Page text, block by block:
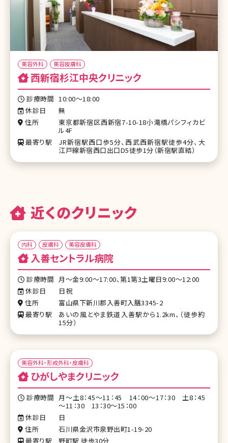
美容外科 美容皮膚科
西新宿杉江中央クリニック
診療時間 10:00～18:00
休診日
無
住所
東京都新宿区西新宿7-10-18小滝橋パシフィカビ
ル4F
最寄り駅
JR新宿駅西口歩5分、西武西新宿駅徒歩4分、大
江戸線新宿西口出口D5徒歩1分（新宿駅直結）
近くのクリニック
内科 皮膚科 美容皮膚科
入善セントラル病院
診療時間 月～金9:00～17:00、第1第3土曜日9:00～12:00
休診日
日祝
住所
富山県下新川郡入善町入膳3345-2
最寄り駅
あいの風とやま鉄道入善駅から1.2km、（徒歩約
15分）
美容外科・形成外科・皮膚科
ひがしやまクリニック
診療時間 月～土8：45～11：45 14：00～17：30 土8：45
～11：30 13：30～15：00
休診日
日
住所
石川県金沢市泉野出町1-19-20
最寄り駅
野町駅 徒歩30分